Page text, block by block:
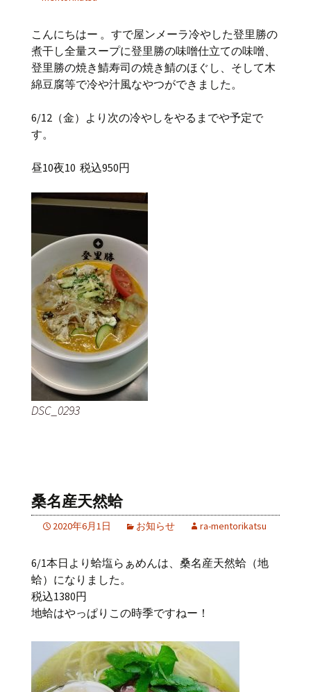
こんにちはー 。すで屋ンメーラ冷やした登里勝の
煮干し全量スープに登里勝の味噌仕立ての味噌、
登里勝の焼き鯖寿司の焼き鯖のほぐし、そして木
綿豆腐等で冷や汁風なやつができました。
6/12（金）より次の冷やしをやるまでや予定で
す。
昼10夜10 税込950円
DSC_0293
桑名産天然蛤
2020年6月1日 お知らせ ra-mentorikatsu
6/1本日より蛤塩らぁめんは、桑名産天然蛤（地
蛤）になりました。
税込1380円
地蛤はやっぱりこの時季ですねー！